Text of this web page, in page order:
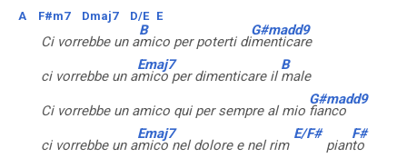
A F#m7 Dmaj7 D/E E
Ci vorrebbe un a
B
mico per poterti di
G#madd9
menticare
ci vorrebbe un a
Emaj7
mico per dimenticare il
B
male
Ci vorrebbe un amico qui per sempre al mio
G#madd9
fianco
ci vorrebbe un a
Emaj7
mico nel dolore e nel rim
E/F#
pian
F#
to